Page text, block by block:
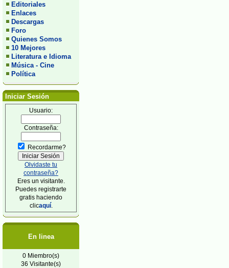
Editoriales
Enlaces
Descargas
Foro
Quienes Somos
10 Mejores
Literatura e Idioma
Música - Cine
Política
Iniciar Sesión
Usuario:
Contraseña:
Recordarme?
Olvidaste tu
contraseña?
Eres un visitante.
Puedes registrarte
gratis haciendo
clicaquí.
En linea
0 Miembro(s)
36 Visitante(s)